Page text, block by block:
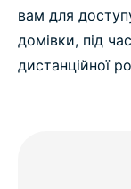
вам для
домівки, під
дистанційної